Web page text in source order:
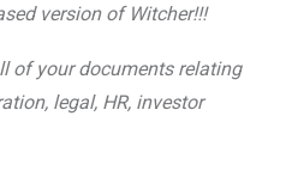
version of Witcher!!!
of your documents relating
legal, HR, investor